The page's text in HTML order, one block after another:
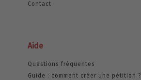
Contact
Aide
Questions fréquentes
Guide : comment créer une pétition ?